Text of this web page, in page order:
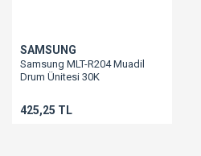
SAMSUNG
Samsung MLT-R204 Muadil
Drum Ünitesi 30K
425,25 TL